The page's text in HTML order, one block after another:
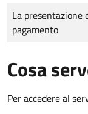
Tipo di pagamento
Importo
La presentazione
pagamento
Cosa
Per accedere al